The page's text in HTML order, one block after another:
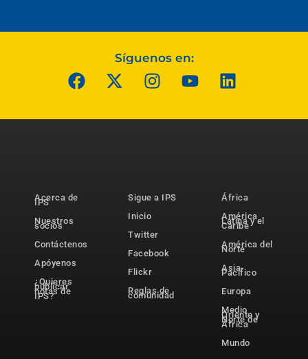
Síguenos en:
Acerca de
IPS
Nuestros
socios
Contáctenos
Apóyenos
¿Quieres
publicar
notas de
IPS?
Sigue a IPS
Inicio
Twitter
Facebook
Flickr
Reglas de
comunidad
África
América
Latina y el
Caribe
América del
Norte
Asia-
Pacífico
Europa
Medio
Oriente y
Norte de
África
Mundo